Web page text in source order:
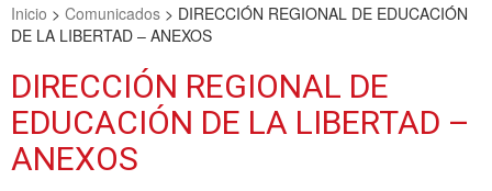
Inicio > Comunicados > DIRECCIÓN REGIONAL DE EDUCACIÓN
DE LA LIBERTAD – ANEXOS
DIRECCIÓN REGIONAL DE
EDUCACIÓN DE LA LIBERTAD –
ANEXOS